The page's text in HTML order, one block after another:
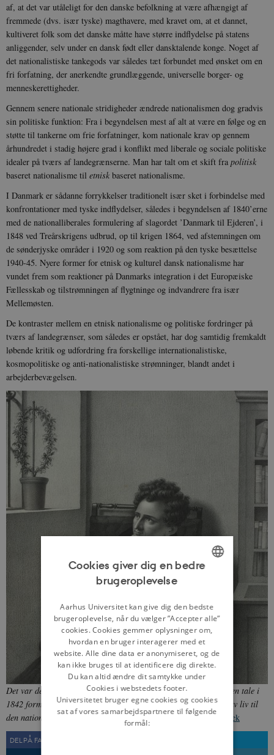
af, at det var utåleligt for den danske befolkning at være afhængigt af
fremmede (dvs. især tyske) magthavere, med kravet om, at et dannet,
kultiveret folk som det danske måtte have større indflydelse på statens
anliggender, selv under en dansk født eller dansktalende konge. Noget af
det nationalistiske tankegods var således tæt forbundet med ønsket om en
fri forfatning, der anerkendte grundlæggende, universelle borger- og
menneskerettigheder.
Gennem senere nationale stridigheder ændrede nationalismen dog gradvis
sin politiske funktion: Fra i begyndelsen mest af alt at være en følge og en
støtte til tankerne om frie forfatninger, kom nationale krav op gennem
århundredet i stadig højere grad i konflikt med liberale og sociale politiske
idealer på tværs af landegrænserne. Man har talt om et skift fra politisk
baseret nationalisme til etnisk baseret nationalisme.
I Danmark er sådanne forrykkelser traditionelt især sket i forbindelse med
konfrontationer med tyske indflydelser, således i begyndelsen af 1840’erne
med de nationalliberales formulering af slagordet ’Danmark til Ejderen’, i
1848 ved Treårskrigens udbrud, op til krigen 1864, ved afstemningen om
de sønderjyske områder i 1920 og som reaktion på den tyske besættelse
1940-45. Nyere former for etnisk og kulturel dansk nationalisme har
vundet frem som reaktioner på Danmarks integration i det Europæiske
Fællesskab og tilstrømningen af flygtninge og indvandrere fra især
Mellemøsten.
De kontraster mellem en etnisk nationalisme og politiske fordringer på
tværs af landegrænser, som således er opstået, har dog samtidig fremkaldt
løbende kritik og udfordring fra forskellige internationalistiske,
kosmopolitiske og anti-nationalistiske strømninger, blandt andet i
arbejderbevægelsen.
Det var den liberale politiker Orla Lehmann (1810-1870), der i en tale i
1842 formulerede slagordet 'Danmark til Ejderen', og dermed gav liv til
den nationalliberale bevægelse i Danmark.Fra: Det Kgl. Bibliotek
DEL PÅ FACEBOOK
DANISH
Cookies giver dig en bedre
brugeroplevelse
Aarhus Universitet kan give dig den bedste
brugeroplevelse, når du vælger ”Accepter alle”
cookies. Cookies gemmer oplysninger om,
hvordan en bruger interagerer med et
website. Alle dine data er anonymiseret, og de
kan ikke bruges til at identificere dig direkte.
Du kan altid ændre dit samtykke under
Cookies i webstedets footer.
Universitetet bruger egne cookies og cookies
sat af vores samarbejdspartnere til følgende
formål: